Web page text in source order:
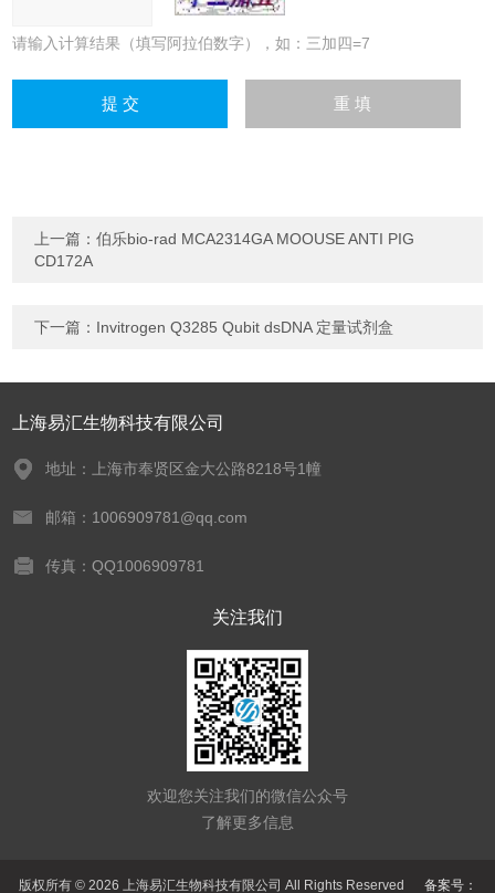
请输入计算结果（填写阿拉伯数字），如：三加四=7
上一篇：伯乐bio-rad MCA2314GA MOOUSE ANTI PIG
CD172A
下一篇： Invitrogen Q3285 Qubit dsDNA 定量试剂盒
上海易汇生物科技有限公司
地址：上海市奉贤区金大公路8218号1幢
邮箱：1006909781@qq.com
传真：QQ1006909781
关注我们
欢迎您关注我们的微信公众号
了解更多信息
版权所有 © 2026 上海易汇生物科技有限公司 All Rights Reserved 备案号：